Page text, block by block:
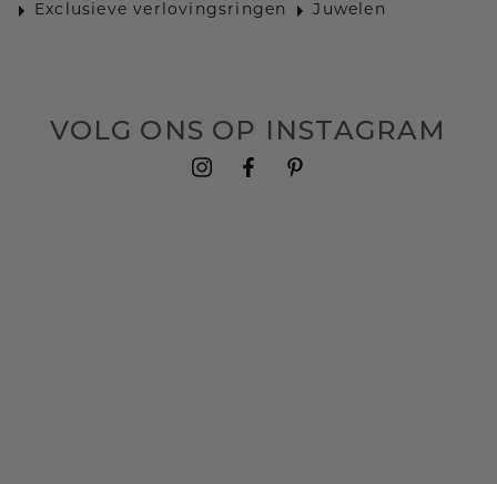
Exclusieve verlovingsringen
Juwelen
VOLG ONS OP INSTAGRAM